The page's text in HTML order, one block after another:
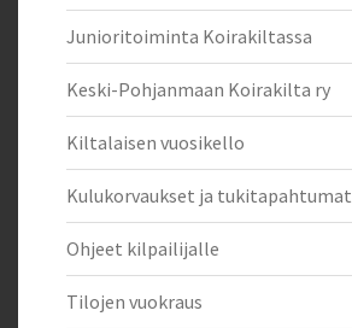
Junioritoiminta Koirakiltassa
Keski-Pohjanmaan Koirakilta ry
Kiltalaisen vuosikello
Kulukorvaukset ja tukitapahtumat
Ohjeet kilpailijalle
Tilojen vuokraus